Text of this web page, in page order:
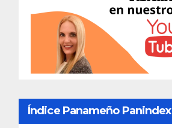
Índice Panameño Panindex